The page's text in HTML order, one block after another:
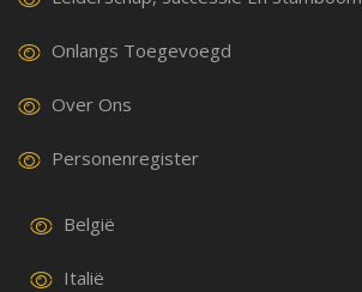
Onlangs Toegevoegd
Over Ons
Personenregister
België
Italië